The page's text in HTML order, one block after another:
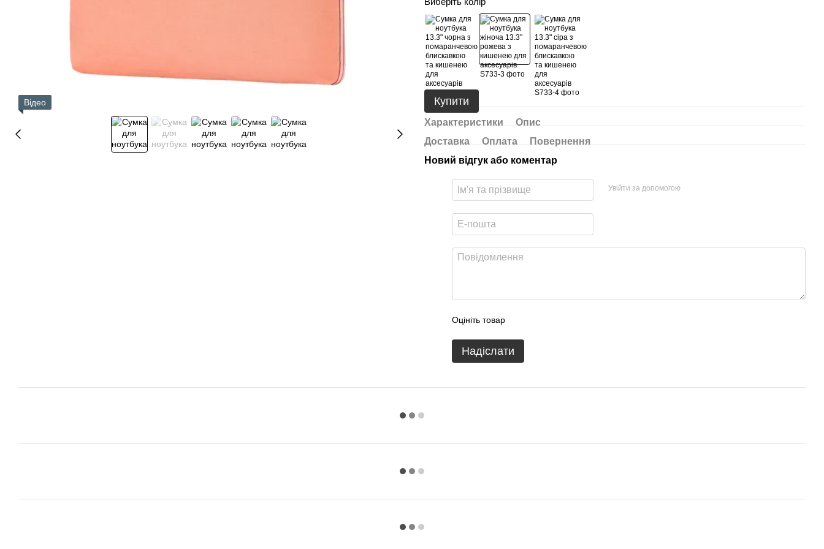
Відео Купити
Характеристики
Опис
Доставка
Оплата
Повернення
Новий відгук або коментар
Увійти за допомогою
Оцініть товар
Надіслати